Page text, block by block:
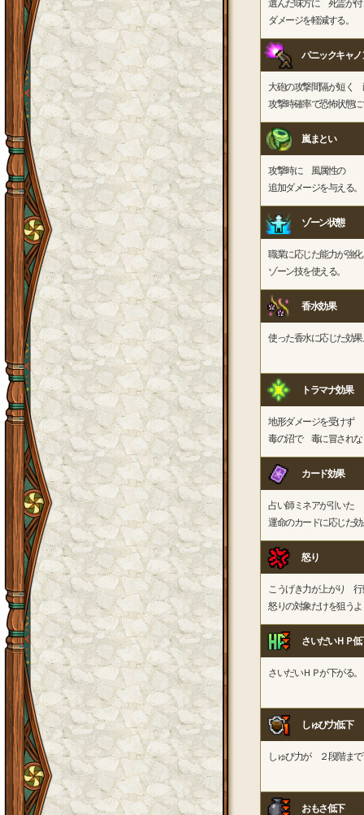
選んだ味方に 死霊が付
ダメージを軽減する。
パニックキャノ
大砲の攻撃間隔が短く
攻撃時確率で恐怖状態
嵐まとい
攻撃時に 風属性の
追加ダメージを与える。
ゾーン状態
職業に応じた能力が強化
ゾーン技を使える。
香水効果
使った香水に応じた効果
トラマナ効果
地形ダメージを受けず
毒の沼で 毒に冒されな
カード効果
占い師ミネアが引いた
運命のカードに応じた効
怒り
こうげき力が上がり 行
怒りの対象だけを狙う
さいだいＨＰ低
さいだいＨＰが下がる。
しゅび力低下
しゅび力が ２段階まで
おもさ低下